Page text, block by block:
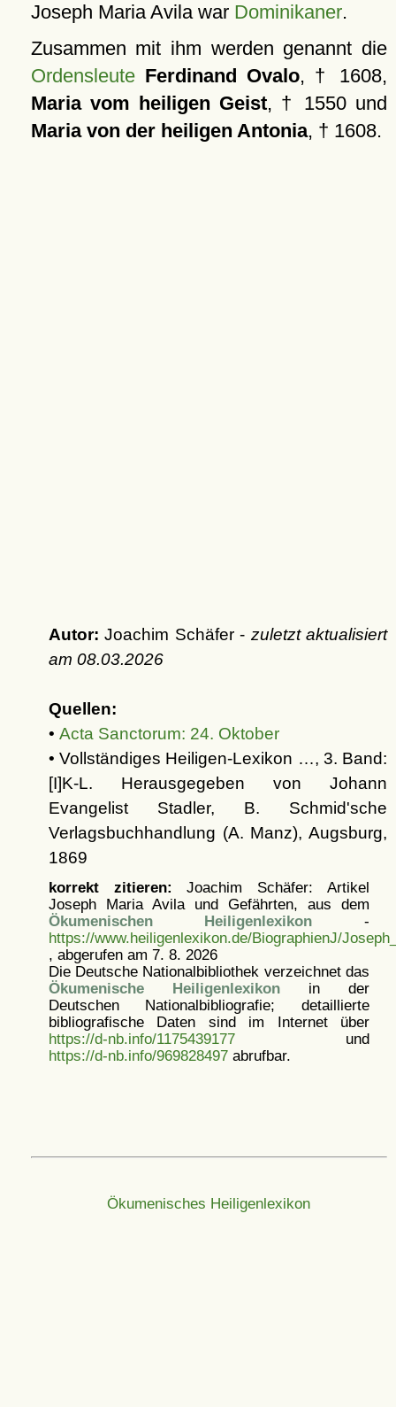
Joseph Maria Avila war Dominikaner.
Zusammen mit ihm werden genannt die
Ordensleute Ferdinand Ovalo, † 1608,
Maria vom heiligen Geist, † 1550 und
Maria von der heiligen Antonia, † 1608.
Autor: Joachim Schäfer - zuletzt aktualisiert
am 08.03.2026
Quellen:
• Acta Sanctorum: 24. Oktober
• Vollständiges Heiligen-Lexikon …, 3. Band:
[I]K-L. Herausgegeben von Johann
Evangelist Stadler, B. Schmid'sche
Verlagsbuchhandlung (A. Manz), Augsburg,
1869
korrekt zitieren: Joachim Schäfer: Artikel
Joseph Maria Avila und Gefährten, aus dem
Ökumenischen Heiligenlexikon -
https://www.heiligenlexikon.de/BiographienJ/
, abgerufen am 7. 8. 2026
Die Deutsche Nationalbibliothek verzeichnet das
Ökumenische Heiligenlexikonin der
Deutschen Nationalbibliografie; detaillierte
bibliografische Daten sind im Internet über
https://d-nb.info/1175439177und
https://d-nb.info/969828497abrufbar.
Ökumenisches Heiligenlexikon